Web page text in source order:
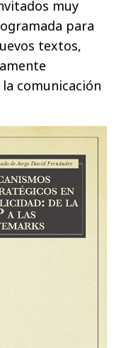
muy
para
textos,
comunicación